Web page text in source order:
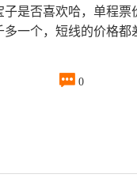
子是否喜欢哈，单程票
一个，短线的价格都
 0